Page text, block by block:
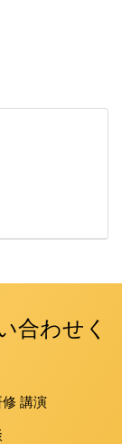
合わせく
講演